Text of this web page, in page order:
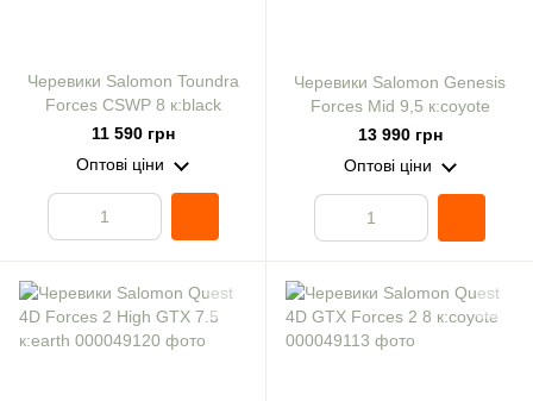
Черевики Salomon Toundra
Forces CSWP 8 к:black
11 590 грн
Оптові ціни
Черевики Salomon Genesis
Forces Mid 9,5 к:coyote
13 990 грн
Оптові ціни